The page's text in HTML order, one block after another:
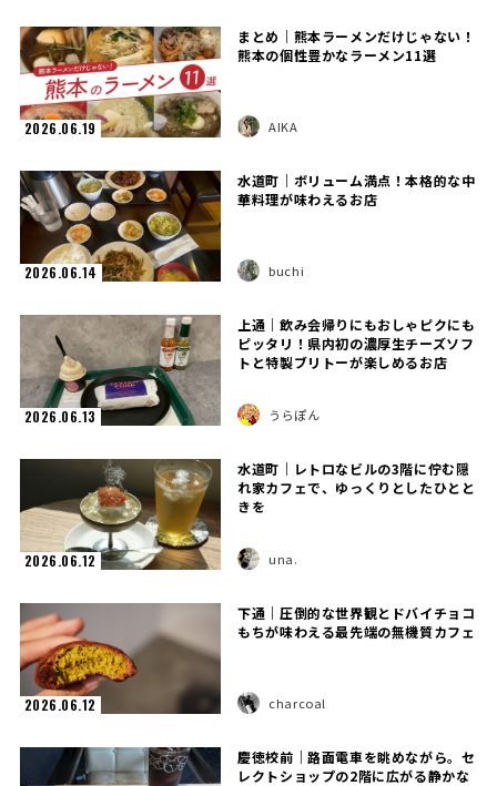
2026.06.19
まとめ｜熊本ラーメンだけじゃない！
熊本の個性豊かなラーメン11選
AIKA
2026.06.14
水道町｜ボリューム満点！本格的な中
華料理が味わえるお店
buchi
2026.06.13
上通｜飲み会帰りにもおしゃピクにも
ピッタリ！県内初の濃厚生チーズソフ
トと特製ブリトーが楽しめるお店
うらぽん
2026.06.12
水道町｜レトロなビルの3階に佇む隠
れ家カフェで、ゆっくりとしたひとと
きを
una.
2026.06.12
下通｜圧倒的な世界観とドバイチョコ
もちが味わえる最先端の無機質カフェ
charcoal
慶徳校前｜路面電車を眺めながら。セ
レクトショップの2階に広がる静かな